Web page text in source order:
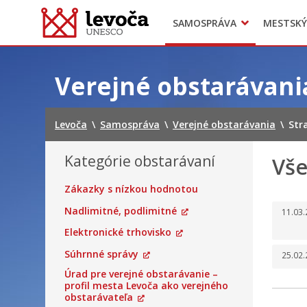
SAMOSPRÁVA
Dokumenty mesta
Projekty
Doprava
Verejné
Levoča \ Samospráva \ Verejné obstarávania \
Kategórie obstarávaní
Zákazky s nízkou hodnotou
Nadlimitné, podlimitné
Elektronické trhovisko
Súhrnné správy
Úrad pre verejné obstarávanie –
profil mesta Levoča ako verejného
obstarávateľa